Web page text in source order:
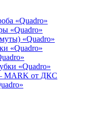
«Quadro»
«Quadro»
«Quadro»
«Quadro»
«Quadro»
MARK от ДКС